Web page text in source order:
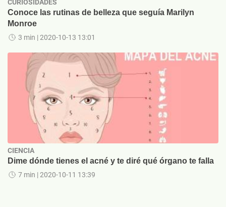
CURIOSIDADES
Conoce las rutinas de belleza que seguía Marilyn
Monroe
3 min | 2020-10-13 13:01
CIENCIA
Dime dónde tienes el acné y te diré qué órgano te falla
7 min | 2020-10-11 13:39